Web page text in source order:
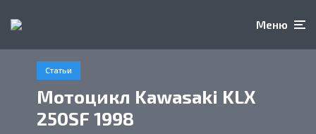
Меню
Статьи
Мотоцикл Kawasaki KLX
250SF 1998